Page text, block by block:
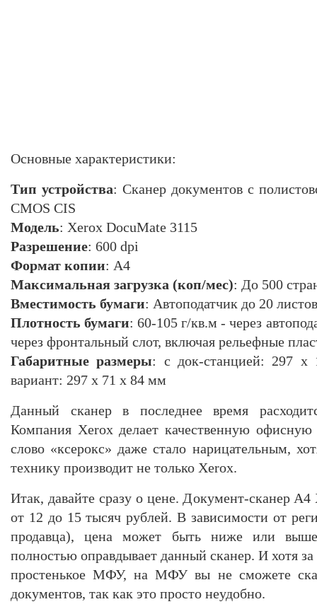
Основные характеристики:
Тип устройства: Сканер документов с
CMOS CIS
Модель: Xerox DocuMate 3115
Разрешение: 600 dpi
Формат копии: А4
Максимальная загрузка (коп/мес): До 500
Вместимость бумаги: Автоподатчик до 20 листов
Плотность бумаги: 60-105 г/кв.м - через
через фронтальный слот, включая рельефные
Габаритные размеры: с док-станцией: 297
вариант: 297 x 71 x 84 мм
Данный сканер в последнее время
Компания Xerox делает качественную
слово «ксерокс» даже стало нарицательным,
технику производит не только Xerox.
Итак, давайте сразу о цене. Документ-сканер
от 12 до 15 тысяч рублей. В зависимости от
продавца), цена может быть ниже или
полностью оправдывает данный сканер. И хотя
простенькое МФУ, на МФУ вы не сможете
документов, так как это просто неудобно.